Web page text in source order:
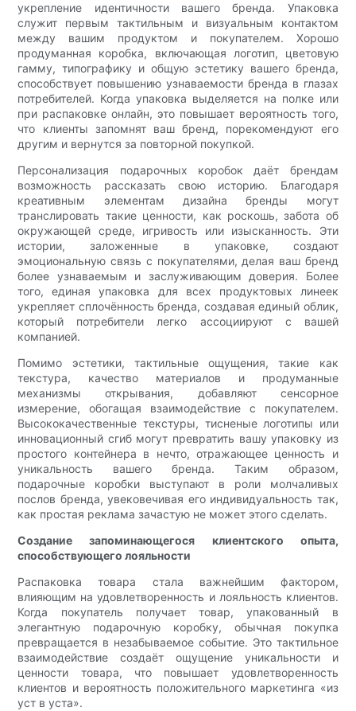
укрепление идентичности вашего бренда. Упаковка
служит первым тактильным и визуальным контактом
между вашим продуктом и покупателем. Хорошо
продуманная коробка, включающая логотип, цветовую
гамму, типографику и общую эстетику вашего бренда,
способствует повышению узнаваемости бренда в глазах
потребителей. Когда упаковка выделяется на полке или
при распаковке онлайн, это повышает вероятность того,
что клиенты запомнят ваш бренд, порекомендуют его
другим и вернутся за повторной покупкой.
Персонализация подарочных коробок даёт брендам
возможность рассказать свою историю. Благодаря
креативным элементам дизайна бренды могут
транслировать такие ценности, как роскошь, забота об
окружающей среде, игривость или изысканность. Эти
истории, заложенные в упаковке, создают
эмоциональную связь с покупателями, делая ваш бренд
более узнаваемым и заслуживающим доверия. Более
того, единая упаковка для всех продуктовых линеек
укрепляет сплочённость бренда, создавая единый облик,
который потребители легко ассоциируют с вашей
компанией.
Помимо эстетики, тактильные ощущения, такие как
текстура, качество материалов и продуманные
механизмы открывания, добавляют сенсорное
измерение, обогащая взаимодействие с покупателем.
Высококачественные текстуры, тисненые логотипы или
инновационный сгиб могут превратить вашу упаковку из
простого контейнера в нечто, отражающее ценность и
уникальность вашего бренда. Таким образом,
подарочные коробки выступают в роли молчаливых
послов бренда, увековечивая его индивидуальность так,
как простая реклама зачастую не может этого сделать.
Создание запоминающегося клиентского опыта,
способствующего лояльности
Распаковка товара стала важнейшим фактором,
влияющим на удовлетворенность и лояльность клиентов.
Когда покупатель получает товар, упакованный в
элегантную подарочную коробку, обычная покупка
превращается в незабываемое событие. Это тактильное
взаимодействие создаёт ощущение уникальности и
ценности товара, что повышает удовлетворенность
клиентов и вероятность положительного маркетинга «из
уст в уста».